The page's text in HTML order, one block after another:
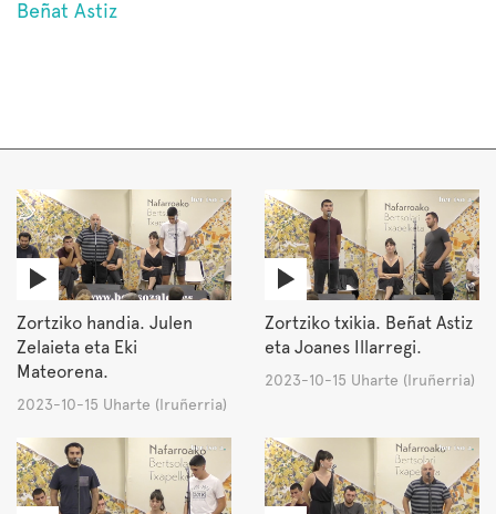
Beñat Astiz
Zortziko handia. Julen
Zelaieta eta Eki
Mateorena.
2023-10-15 Uharte (Iruñerria)
Zortziko txikia. Beñat Astiz
eta Joanes Illarregi.
2023-10-15 Uharte (Iruñerria)